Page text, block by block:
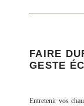
FAIRE
GESTE
Entretenir vos